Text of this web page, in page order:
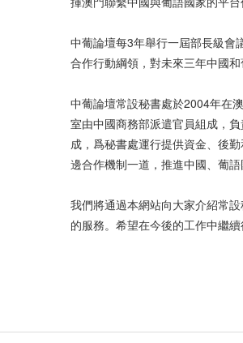
中葡論壇每3年舉行一屆部長級會
合作行動綱領，對未來三年中國
中葡論壇常設秘書處於2004年在
室由中國商務部派遣官員組成，
成，爲秘書處運行提供資金、後
邊合作機制一道，推進中國、葡語
我們將通過本網站向大家介紹常
的服務。希望在今後的工作中繼